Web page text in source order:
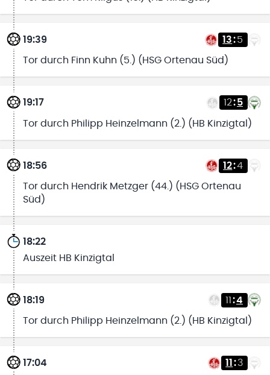
19:39 13:5
Tor durch Finn Kuhn (5.) (HSG Ortenau Süd)
19:17 12:5
Tor durch Philipp Heinzelmann (2.) (HB Kinzigtal)
18:56 12:4
Tor durch Hendrik Metzger (44.) (HSG Ortenau
Süd)
18:22
Auszeit HB Kinzigtal
18:19 11 :4
Tor durch Philipp Heinzelmann (2.) (HB Kinzigtal)
17:04 11 :3